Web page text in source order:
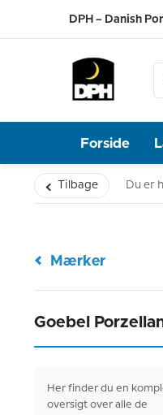
DPH – Danish
Forside
Tilbage Du er
Mærker
Goebel
Her finder du en
oversigt over alle de
Øvrige